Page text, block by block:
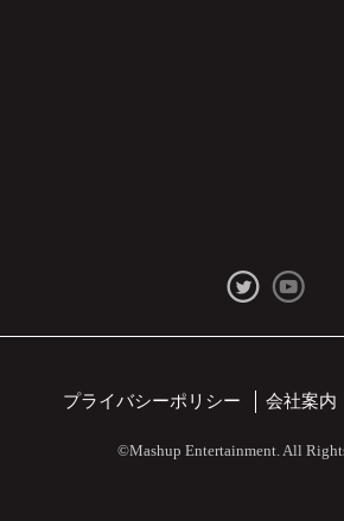
プライバシーポリシー 会社案内
©Mashup Entertainment. All